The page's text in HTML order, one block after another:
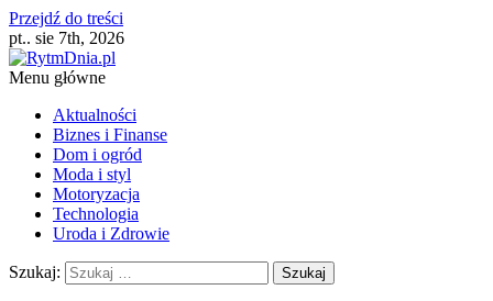
Przejdź do treści
pt.. sie 7th, 2026
Menu główne
Aktualności
Biznes i Finanse
Dom i ogród
Moda i styl
Motoryzacja
Technologia
Uroda i Zdrowie
Szukaj: